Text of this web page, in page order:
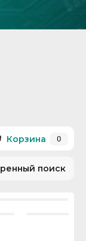
Корзина 0
поиск